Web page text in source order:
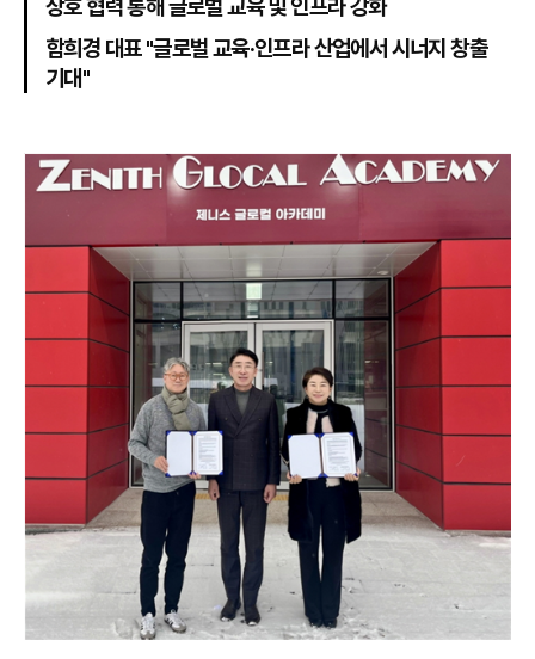
상호 협력 통해 글로벌 교육 및 인프라 강화
함희경 대표 "글로벌 교육·인프라 산업에서 시너지 창출
기대"